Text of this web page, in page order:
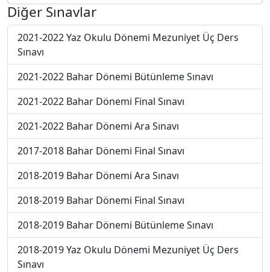
Diğer Sınavlar
2021-2022 Yaz Okulu Dönemi Mezuniyet Üç Ders
Sınavı
2021-2022 Bahar Dönemi Bütünleme Sınavı
2021-2022 Bahar Dönemi Final Sınavı
2021-2022 Bahar Dönemi Ara Sınavı
2017-2018 Bahar Dönemi Final Sınavı
2018-2019 Bahar Dönemi Ara Sınavı
2018-2019 Bahar Dönemi Final Sınavı
2018-2019 Bahar Dönemi Bütünleme Sınavı
2018-2019 Yaz Okulu Dönemi Mezuniyet Üç Ders
Sınavı